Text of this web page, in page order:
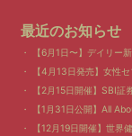
最近のお知らせ
【6月1日〜】デイリー
【4月13日発売】女性
【2月15日開催】SBI証
【1月31日公開】All
【12月19日開催】世界